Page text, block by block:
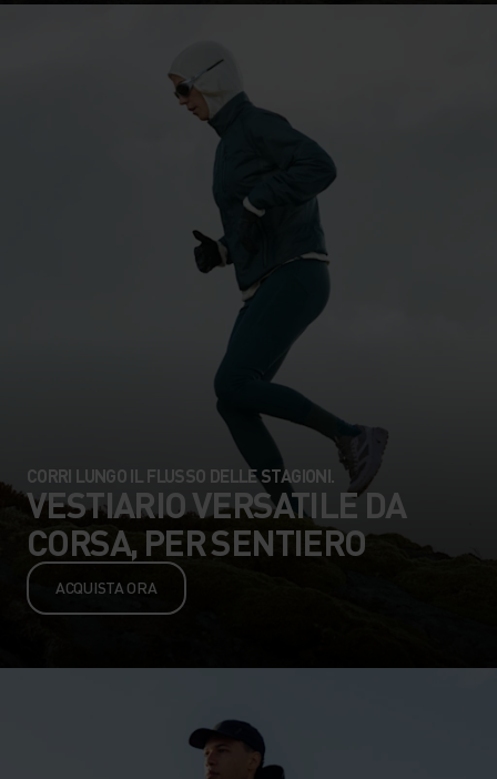
CORRI LUNGO IL FLUSSO DELLE STAGIONI.
VESTIARIO VERSATILE DA
CORSA, PER SENTIERO
ACQUISTA ORA